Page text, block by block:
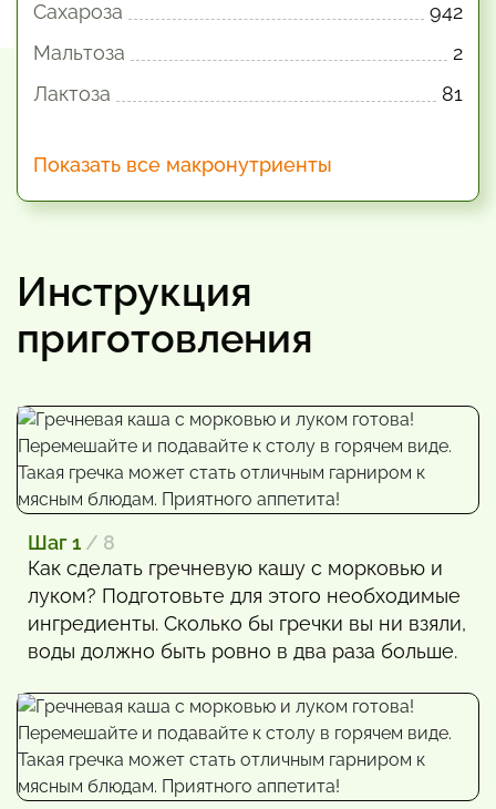
Сахароза
942
Мальтоза
2
Лактоза
81
Показать все макронутриенты
Инструкция
приготовления
Шаг 1 / 8
Как сделать гречневую кашу с морковью и
луком? Подготовьте для этого необходимые
ингредиенты. Сколько бы гречки вы ни взяли,
воды должно быть ровно в два раза больше.